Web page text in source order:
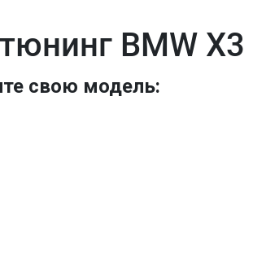
BMW
свою модель: